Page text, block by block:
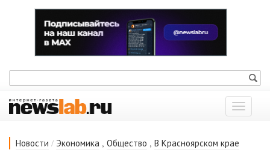
Показать
меню
Новости / Экономика , Общество , В Красноярском крае